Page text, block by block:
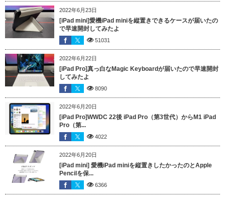
2022年6月23日
[iPad mini]愛機iPad miniを縦置きできるケースが届いたの
で早速開封してみたよ
51031
2022年6月22日
[iPad Pro]真っ白なMagic Keyboardが届いたので早速開封
してみたよ
8090
2022年6月20日
[iPad Pro]WWDC 22後 iPad Pro（第3世代）からM1 iPad
Pro（第...
4022
2022年6月20日
[iPad mini] 愛機iPad miniを縦置きしたかったのとApple
Pencilを保...
6366